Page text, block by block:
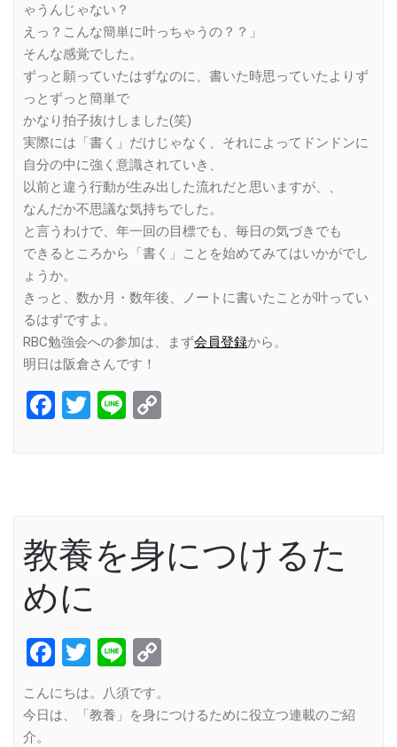
ゃうんじゃない？
えっ？こんな簡単に叶っちゃうの？？」
そんな感覚でした。
ずっと願っていたはずなのに、書いた時思っていたよりず
っとずっと簡単で
かなり拍子抜けしました(笑)
実際には「書く」だけじゃなく、それによってドンドンに
自分の中に強く意識されていき、
以前と違う行動が生み出した流れだと思いますが、、
なんだか不思議な気持ちでした。
と言うわけで、年一回の目標でも、毎日の気づきでも
できるところから「書く」ことを始めてみてはいかがでし
ょうか。
きっと、数か月・数年後、ノートに書いたことが叶ってい
るはずですよ。
RBC勉強会への参加は、まず会員登録から。
明日は阪倉さんです！
Facebook
Twitter
Line
教養を身につけるた
めに
Facebook
Twitter
Line
こんにちは。八須です。
今日は、「教養」を身につけるために役立つ連載のご紹
介。